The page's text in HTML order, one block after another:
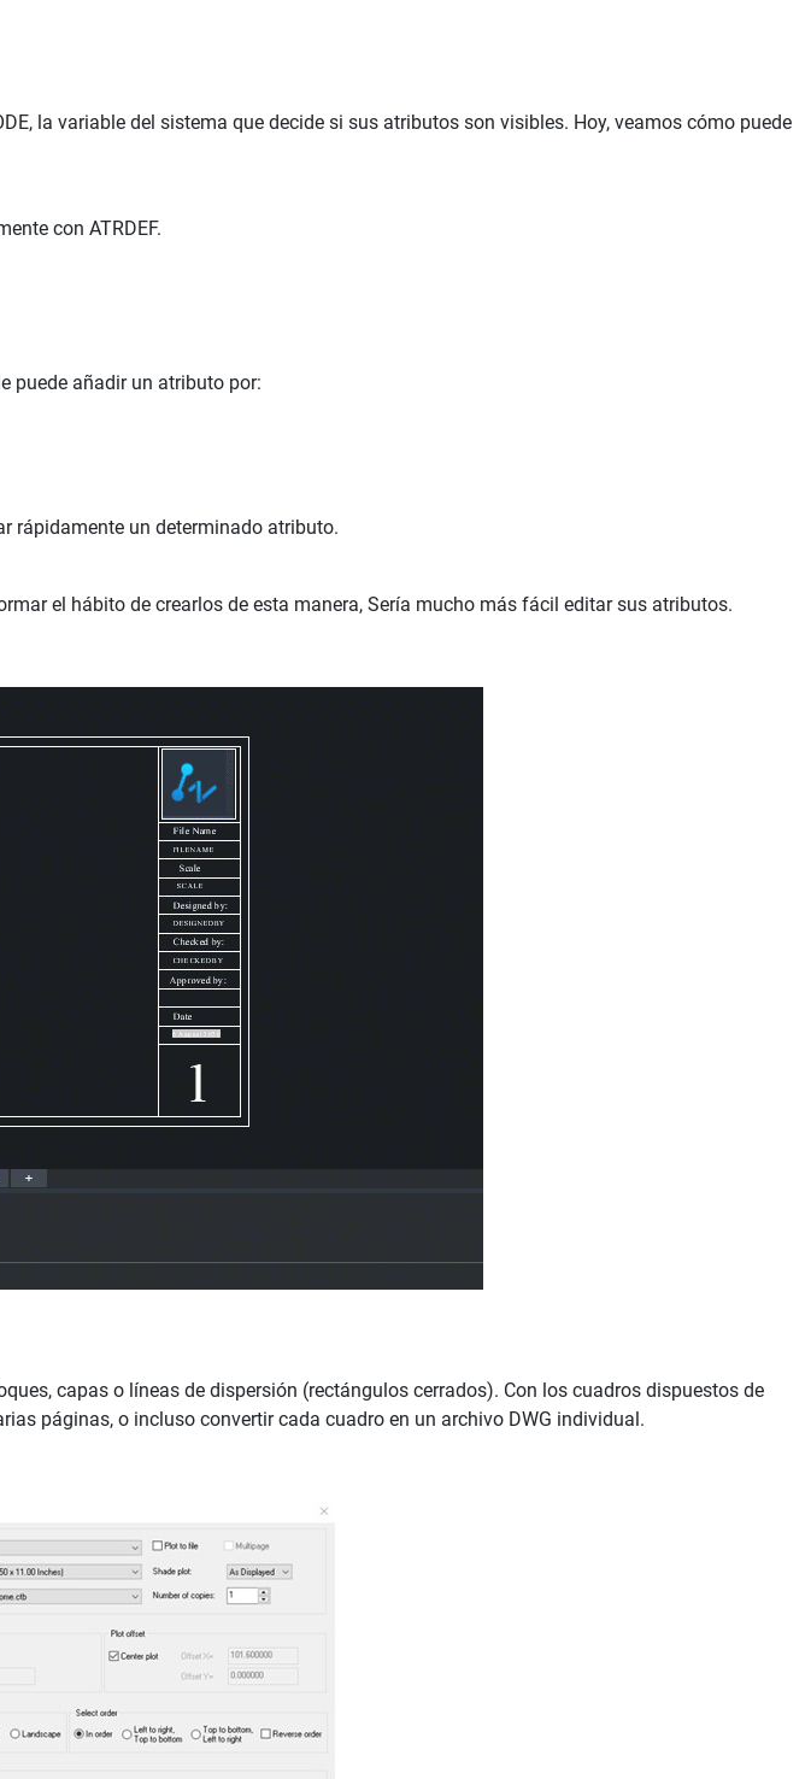
la variable del sistema que decide si sus atributos son visibles. Hoy, veamos cómo puede
con ATRDEF.
puede añadir un atributo por:
rápidamente un determinado atributo.
el hábito de crearlos de esta manera, Sería mucho más fácil editar sus atributos.
capas o líneas de dispersión (rectángulos cerrados). Con los cuadros dispuestos de
páginas, o incluso convertir cada cuadro en un archivo DWG individual.